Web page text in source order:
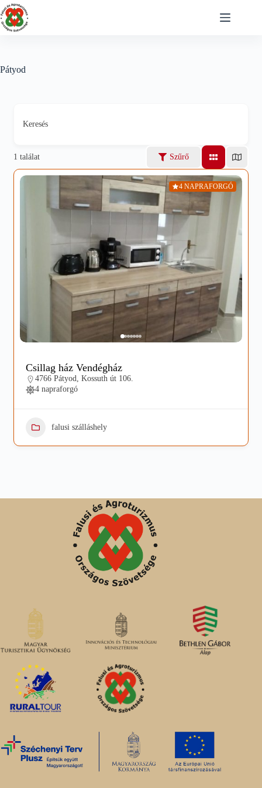
Skip
to
content
Pátyod
Keresés
1 találat Szűrő
4 NAPRAFORGÓ
Csillag ház Vendégház
4766 Pátyod, Kossuth út 106.
4 napraforgó
falusi szálláshely